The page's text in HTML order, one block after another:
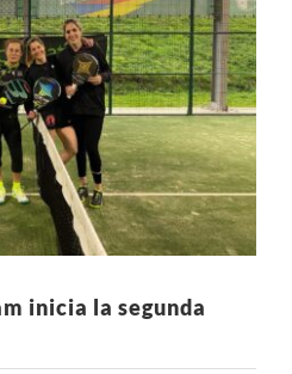
inicia la segunda